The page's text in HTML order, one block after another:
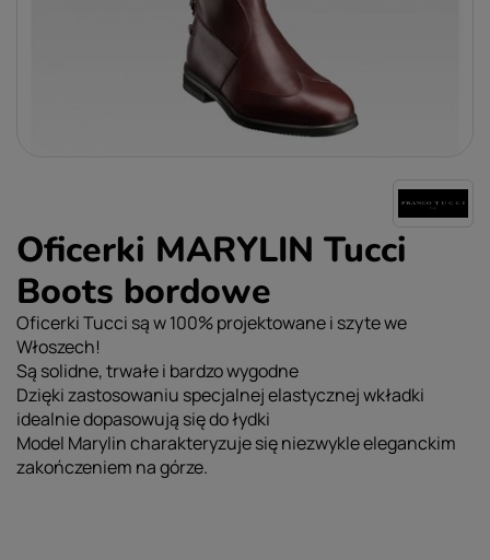
Oficerki MARYLIN Tucci
Boots bordowe
Oficerki Tucci są w 100% projektowane i szyte we
Włoszech!
Są solidne, trwałe i bardzo wygodne
Dzięki zastosowaniu specjalnej elastycznej wkładki
idealnie dopasowują się do łydki
Model Marylin charakteryzuje się niezwykle eleganckim
zakończeniem na górze.